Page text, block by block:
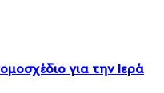
για την Ιερά